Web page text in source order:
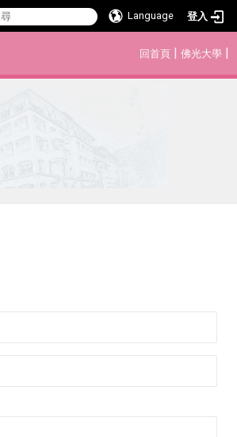
Language 登入
回首頁 | 佛光大學 |